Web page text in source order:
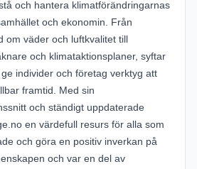
och hantera klimatförändringarnas
och ekonomin. Från
om väder och luftkvalitet till
och klimataktionsplaner, syftar
individer och företag verktyg att
framtid. Med sin
och ständigt uppdaterade
en värdefull resurs för alla som
och göra en positiv inverkan på
och var en del av